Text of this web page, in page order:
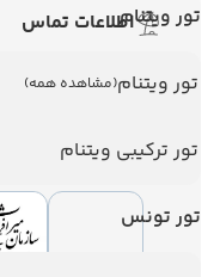
تور ویتنام
تور ویتنام(مشاهده همه)
تور ترکیبی ویتنام
تور تونس
اطلاعات تماس
تهران - ولیعصر
ملت - برج ملت -